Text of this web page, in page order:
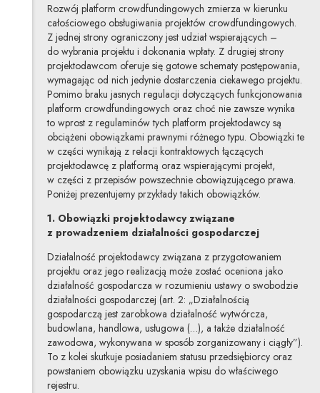
Rozwój platform crowdfundingowych zmierza w kierunku
całościowego obsługiwania projektów crowdfundingowych.
Z jednej strony ograniczony jest udział wspierających –
do wybrania projektu i dokonania wpłaty. Z drugiej strony
projektodawcom oferuje się gotowe schematy postępowania,
wymagając od nich jedynie dostarczenia ciekawego projektu.
Pomimo braku jasnych regulacji dotyczących funkcjonowania
platform crowdfundingowych oraz choć nie zawsze wynika
to wprost z regulaminów tych platform projektodawcy są
obciążeni obowiązkami prawnymi różnego typu. Obowiązki te
w części wynikają z relacji kontraktowych łączących
projektodawcę z platformą oraz wspierającymi projekt,
w części z przepisów powszechnie obowiązującego prawa.
Poniżej prezentujemy przykłady takich obowiązków.
1. Obowiązki projektodawcy związane
z prowadzeniem działalności gospodarczej
Działalność projektodawcy związana z przygotowaniem
projektu oraz jego realizacją może zostać oceniona jako
działalność gospodarcza w rozumieniu ustawy o swobodzie
działalności gospodarczej (art. 2: „Działalnością
gospodarczą jest zarobkowa działalność wytwórcza,
budowlana, handlowa, usługowa (…), a także działalność
zawodowa, wykonywana w sposób zorganizowany i ciągły”).
To z kolei skutkuje posiadaniem statusu przedsiębiorcy oraz
powstaniem obowiązku uzyskania wpisu do właściwego
rejestru.